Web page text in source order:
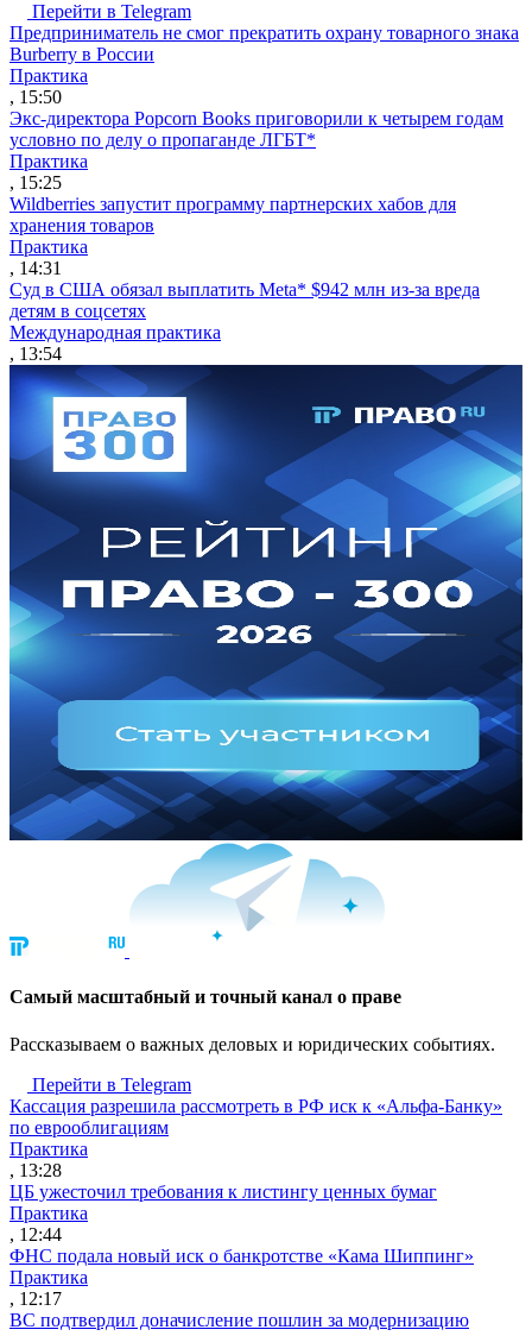
Перейти в Telegram
Предприниматель не смог прекратить охрану товарного знака
Burberry в России
Практика
, 15:50
Экс-директора Popcorn Books приговорили к четырем годам
условно по делу о пропаганде ЛГБТ*
Практика
, 15:25
Wildberries запустит программу партнерских хабов для
хранения товаров
Практика
, 14:31
Суд в США обязал выплатить Meta* $942 млн из-за вреда
детям в соцсетях
Международная практика
, 13:54
Cамый масштабный и точный канал о праве
Рассказываем о важных деловых и юридических событиях.
Перейти в Telegram
Кассация разрешила рассмотреть в РФ иск к «Альфа-Банку»
по еврооблигациям
Практика
, 13:28
ЦБ ужесточил требования к листингу ценных бумаг
Практика
, 12:44
ФНС подала новый иск о банкротстве «Кама Шиппинг»
Практика
, 12:17
ВС подтвердил доначисление пошлин за модернизацию